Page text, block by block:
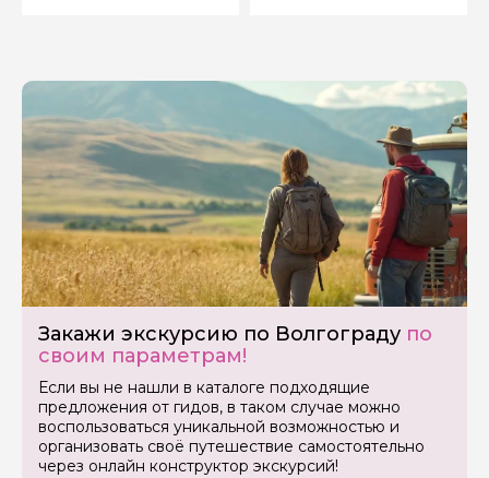
Закажи экскурсию по Волгограду по
своим параметрам!
Если вы не нашли в каталоге подходящие
предложения от гидов, в таком случае можно
воспользоваться уникальной возможностью и
организовать своё путешествие самостоятельно
через онлайн конструктор экскурсий!